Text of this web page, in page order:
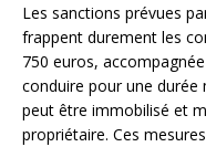
Les sanctions prévues
frappent durement les
750 euros,
conduire pour une durée
peut être immobilisé et
propriétaire. Ces